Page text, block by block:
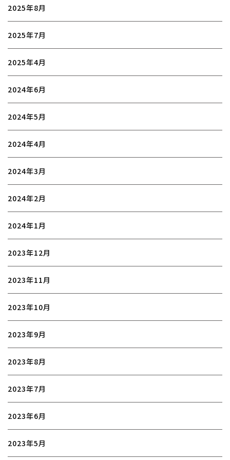
2025年8月
2025年7月
2025年4月
2024年6月
2024年5月
2024年4月
2024年3月
2024年2月
2024年1月
2023年12月
2023年11月
2023年10月
2023年9月
2023年8月
2023年7月
2023年6月
2023年5月